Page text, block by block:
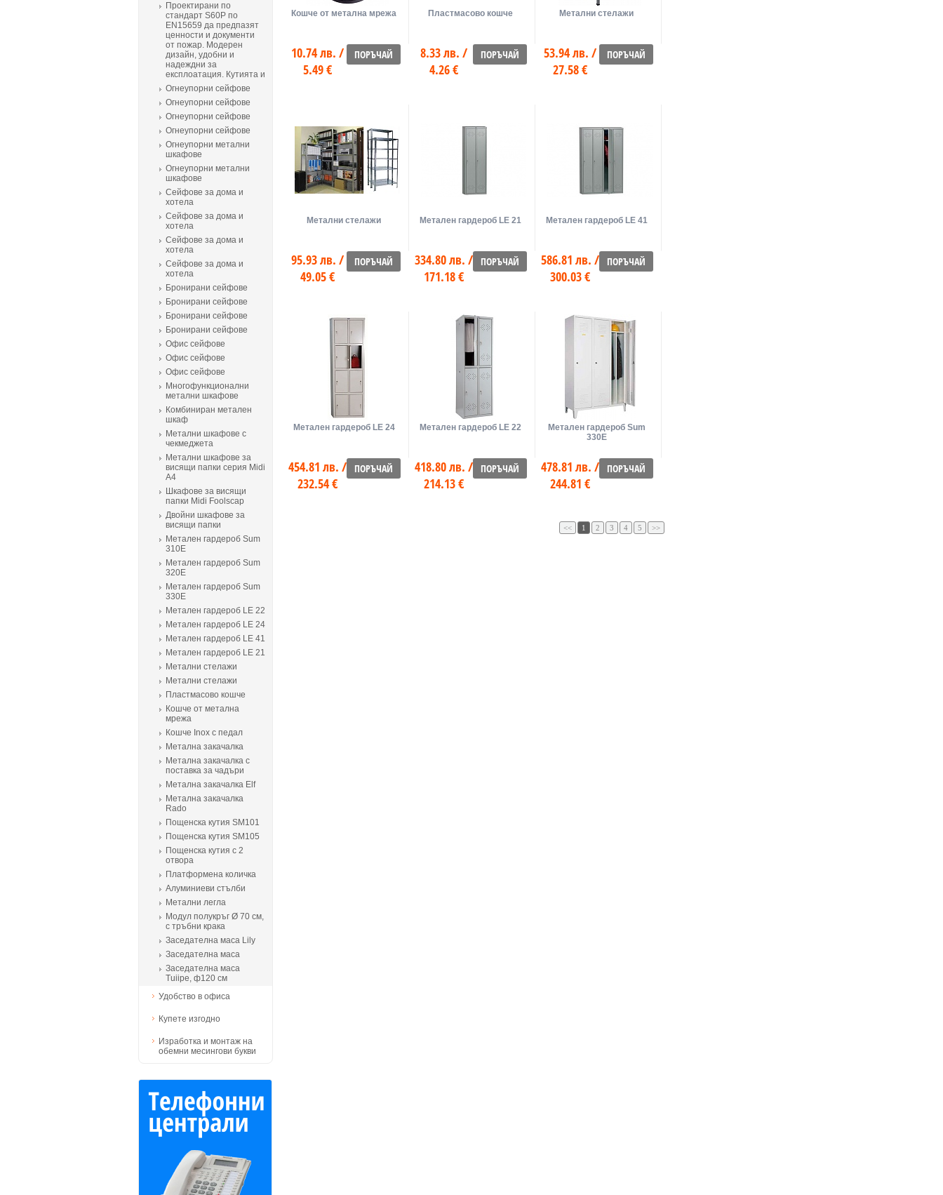
Проектирани по
стандарт S60P по
EN15659 да предпазят
ценности и документи
от пожар. Модерен
дизайн, удобни и
надеждни за
експлоатация. Кутията и
Огнеупорни сейфове
Огнеупорни сейфове
Огнеупорни сейфове
Огнеупорни сейфове
Огнеупорни метални
шкафове
Огнеупорни метални
шкафове
Сейфове за дома и
хотела
Сейфове за дома и
хотела
Сейфове за дома и
хотела
Сейфове за дома и
хотела
Бронирани сейфове
Бронирани сейфове
Бронирани сейфове
Бронирани сейфове
Офис сейфове
Офис сейфове
Офис сейфове
Многофункционални
метални шкафове
Комбиниран метален
шкаф
Метални шкафове с
чекмеджета
Метални шкафове за
висящи папки серия Midi
A4
Шкафове за висящи
папки Midi Foolscap
Двойни шкафове за
висящи папки
Метален гардероб Sum
310E
Метален гардероб Sum
320E
Метален гардероб Sum
330E
Метален гардероб LE 22
Метален гардероб LE 24
Метален гардероб LE 41
Метален гардероб LE 21
Метални стелажи
Метални стелажи
Пластмасово кошче
Кошче от метална
мрежа
Кошче Inox с педал
Метална закачалка
Метална закачалка с
поставка за чадъри
Метална закачалка Elf
Метална закачалка
Rado
Пощенска кутия SM101
Пощенска кутия SM105
Пощенска кутия с 2
отвора
Платформена количка
Алуминиеви стълби
Метални легла
Модул полукръг Ø 70 см,
с тръбни крака
Заседателна маса Lily
Заседателна маса
Заседателна маса
Tuiipe, ф120 см
Удобство в офиса
Купете изгодно
Изработка и монтаж на
обемни месингови букви
ПОРЪЧАЙ
10.74 лв. /
5.49 €
Кошче от метална мрежа
ПОРЪЧАЙ
8.33 лв. /
4.26 €
Пластмасово кошче
ПОРЪЧАЙ
53.94 лв. /
27.58 €
Метални стелажи
ПОРЪЧАЙ
95.93 лв. /
49.05 €
Метални стелажи
ПОРЪЧАЙ
334.80 лв. /
171.18 €
Метален гардероб LE 21
ПОРЪЧАЙ
586.81 лв. /
300.03 €
Метален гардероб LE 41
ПОРЪЧАЙ
454.81 лв. /
232.54 €
Метален гардероб LE 24
ПОРЪЧАЙ
418.80 лв. /
214.13 €
Метален гардероб LE 22
ПОРЪЧАЙ
478.81 лв. /
244.81 €
Метален гардероб Sum
330E
<< 1 2 3 4 5 >>